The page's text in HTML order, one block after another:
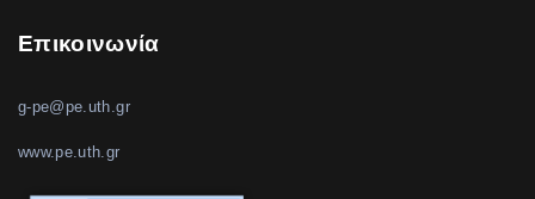
Επικοινωνία
g-pe@pe.uth.gr
www.pe.uth.gr